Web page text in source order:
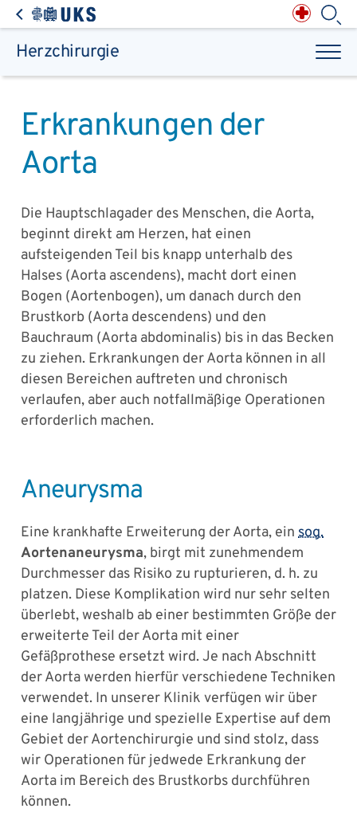
Direkt zum Inhalt springen
Herzchirurgie
Suchbegriff
Kliniken & medizinische Einrichtungen
Pathologie &
Rechtsmedizin
Radiodiagnostik,
Nuklearmedizin &
Strahlentherapie
Erkrankungen der
Aorta
Die Hauptschlagader des Menschen, die Aorta,
beginnt direkt am Herzen, hat einen
aufsteigenden Teil bis knapp unterhalb des
Halses (Aorta ascendens), macht dort einen
Bogen (Aortenbogen), um danach durch den
Brustkorb (Aorta descendens) und den
Bauchraum (Aorta abdominalis) bis in das Becken
zu ziehen. Erkrankungen der Aorta können in all
diesen Bereichen auftreten und chronisch
verlaufen, aber auch notfallmäßige Operationen
erforderlich machen.
Aneurysma
Eine krankhafte Erweiterung der Aorta, ein sog.
Aortenaneurysma, birgt mit zunehmendem
Durchmesser das Risiko zu rupturieren, d. h. zu
platzen. Diese Komplikation wird nur sehr selten
überlebt, weshalb ab einer bestimmten Größe der
erweiterte Teil der Aorta mit einer
Gefäßprothese ersetzt wird. Je nach Abschnitt
der Aorta werden hierfür verschiedene Techniken
verwendet. In unserer Klinik verfügen wir über
eine langjährige und spezielle Expertise auf dem
Gebiet der Aortenchirurgie und sind stolz, dass
wir Operationen für jedwede Erkrankung der
Aorta im Bereich des Brustkorbs durchführen
können.